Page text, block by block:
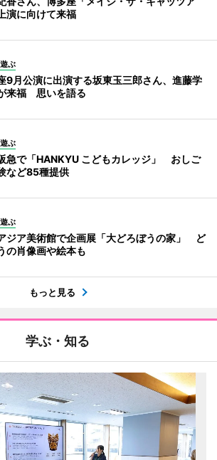
演に向けて来福
ぶ
9月公演に出演する坂東玉三郎さん、進藤学
来福 思いを語る
ぶ
急で「HANKYU こどもカレッジ」 おしご
など85種提供
ぶ
ジア美術館で企画展「大どろぼうの家」 ど
の肖像画や絵本も
もっと見る
学ぶ・知る